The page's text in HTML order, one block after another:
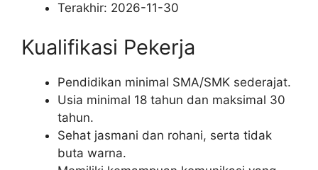
Terakhir: 2026-11-30
Kualifikasi Pekerja
Pendidikan minimal SMA/SMK sederajat.
Usia minimal 18 tahun dan maksimal 30
tahun.
Sehat jasmani dan rohani, serta tidak
buta warna.